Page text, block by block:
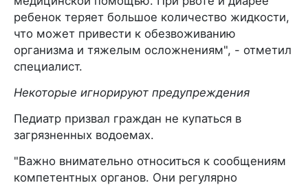
ребенок теряет большое количество жидкости,
что может привести к обезвоживанию
организма и тяжелым осложнениям", - отметил
специалист.
Некоторые игнорируют предупреждения
Педиатр призвал граждан не купаться в
загрязненных водоемах.
"Важно внимательно относиться к сообщениям
компетентных органов. Они регулярно